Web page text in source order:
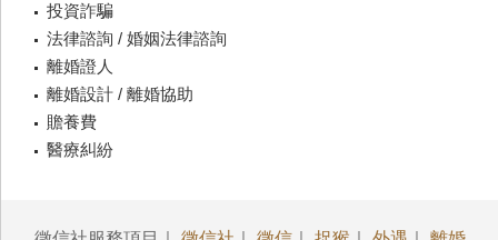
投資詐騙
法律諮詢 / 婚姻法律諮詢
離婚證人
離婚設計 / 離婚協助
贍養費
醫療糾紛